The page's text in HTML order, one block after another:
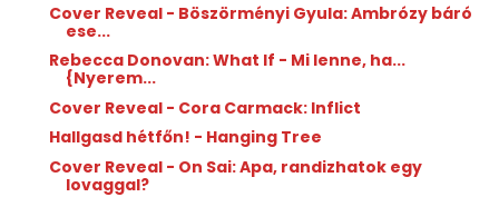
Cover Reveal - Böszörményi Gyula: Ambrózy báró
ese...
Rebecca Donovan: What If - Mi lenne, ha...
{Nyerem...
Cover Reveal - Cora Carmack: Inflict
Hallgasd hétfőn! - Hanging Tree
Cover Reveal - On Sai: Apa, randizhatok egy
lovaggal?